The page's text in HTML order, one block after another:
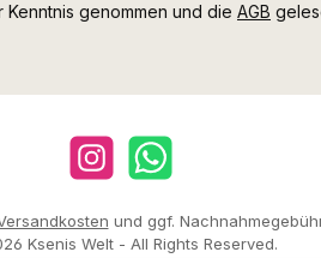
Kenntnis genommen und die AGB
InstagramWhatsApp
und ggf.
Ksenis Welt - All Rights Reserved.